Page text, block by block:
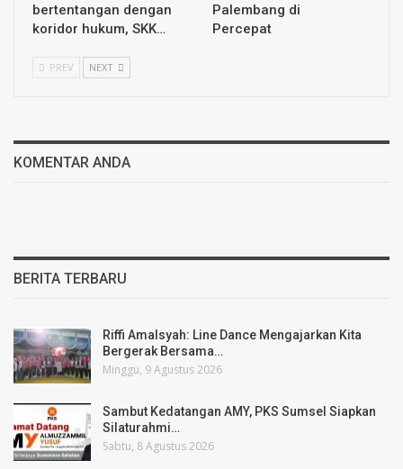
bertentangan dengan
koridor hukum, SKK…
Palembang di
Percepat
PREV NEXT
KOMENTAR ANDA
BERITA TERBARU
Riffi Amalsyah: Line Dance Mengajarkan Kita
Bergerak Bersama…
Minggu, 9 Agustus 2026
Sambut Kedatangan AMY, PKS Sumsel Siapkan
Silaturahmi…
Sabtu, 8 Agustus 2026